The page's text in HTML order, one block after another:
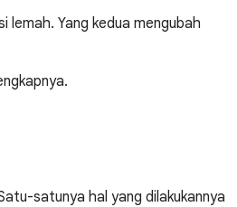
Yang kedua mengubah
satunya hal yang dilakukannya